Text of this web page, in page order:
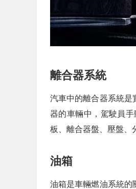
離合器系統
汽車中的離合器系統是
器的車輛中，駕駛員
板、離合器盤、壓盤、
油箱
油箱是車輛燃油系統的